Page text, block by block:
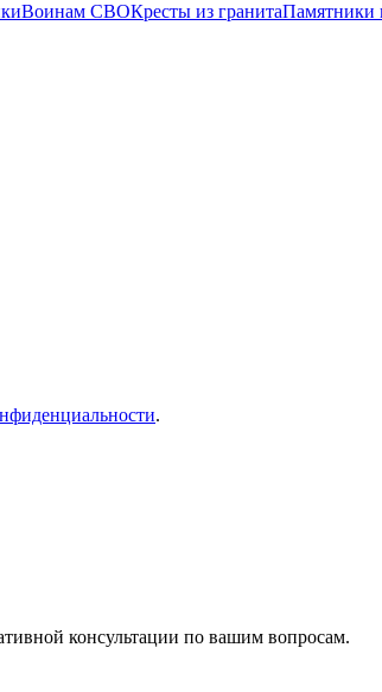
Воинам СВОКресты из гранитаПамятники
.
консультации по вашим вопросам.